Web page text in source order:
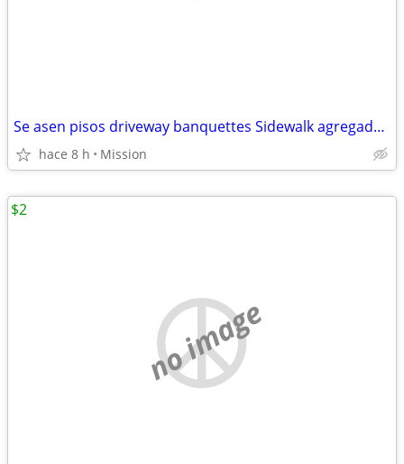
Se asen pisos driveway banquettes Sidewalk agregado escalones patios foundation
hace 8 h Mission
no image
$2